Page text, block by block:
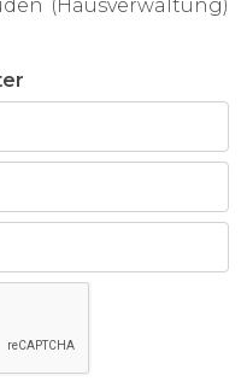
(Hausverwaltung)